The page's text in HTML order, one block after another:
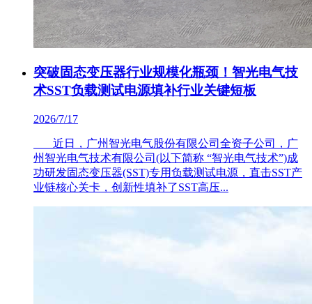
突破固态变压器行业规模化瓶颈！智光电气技
术SST负载测试电源填补行业关键短板
2026/7/17
近日，广州智光电气股份有限公司全资子公司，广
州智光电气技术有限公司(以下简称 “智光电气技术”)成
功研发固态变压器(SST)专用负载测试电源，直击SST产
业链核心关卡，创新性填补了SST高压...